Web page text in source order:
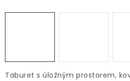
Taburet s úložným prostorem,